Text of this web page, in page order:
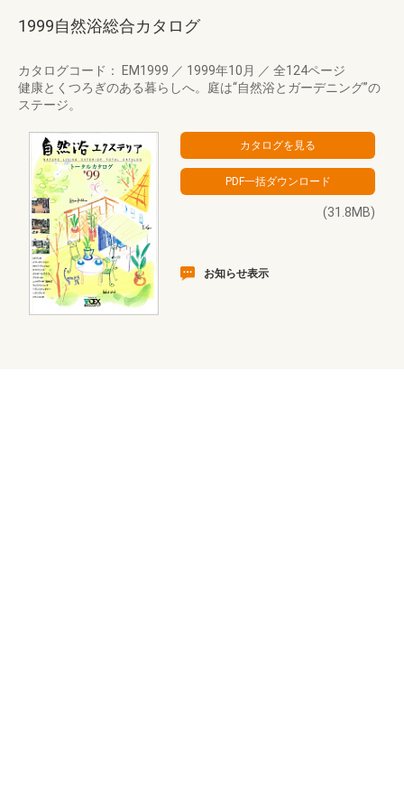
1999自然浴総合カタログ
カタログコード： EM1999 ／ 1999年10月 ／ 全124ページ
健康とくつろぎのある暮らしへ。庭は“自然浴とガーデニング”の
ステージ。
(31.8MB)
お知らせ表示